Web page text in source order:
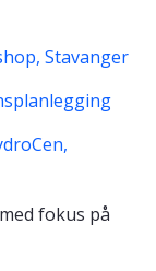
Stavanger
fokus på